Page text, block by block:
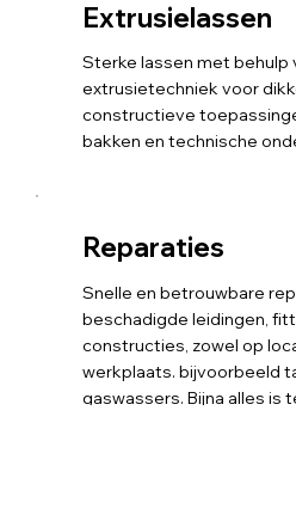
Extrusielassen
Sterke lassen met behulp
extrusietechniek voor
constructieve
bakken en technische
Reparaties
Snelle en betrouwbare
beschadigde leidingen,
constructies, zowel op
werkplaats. bijvoorbeeld
gaswassers. Bijna alles is